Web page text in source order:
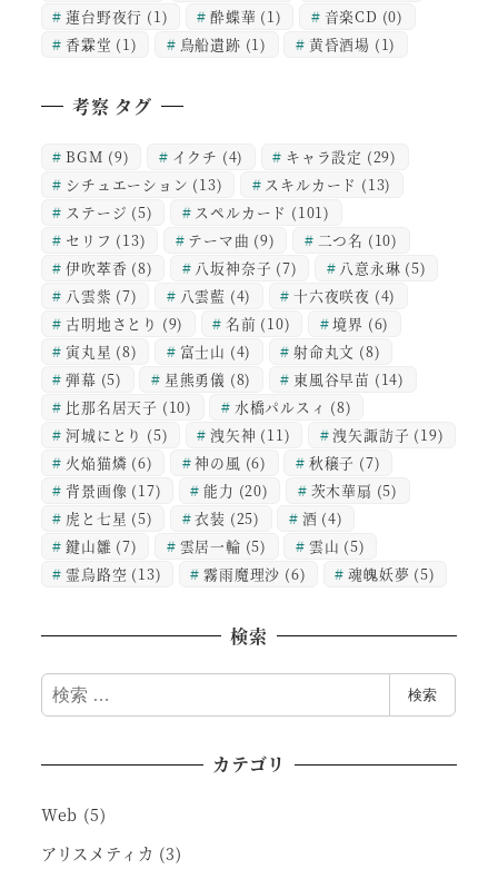
蓮台野夜行 (1) 酔蝶華 (1) 音楽CD (0)
香霖堂 (1) 鳥船遺跡 (1) 黄昏酒場 (1)
考察 タグ
BGM (9) イクチ (4) キャラ設定 (29)
シチュエーション (13) スキルカード (13)
ステージ (5) スペルカード (101)
セリフ (13) テーマ曲 (9) 二つ名 (10)
伊吹萃香 (8) 八坂神奈子 (7) 八意永琳 (5)
八雲紫 (7) 八雲藍 (4) 十六夜咲夜 (4)
古明地さとり (9) 名前 (10) 境界 (6)
寅丸星 (8) 富士山 (4) 射命丸文 (8)
弾幕 (5) 星熊勇儀 (8) 東風谷早苗 (14)
比那名居天子 (10) 水橋パルスィ (8)
河城にとり (5) 洩矢神 (11) 洩矢諏訪子 (19)
火焔猫燐 (6) 神の風 (6) 秋穣子 (7)
背景画像 (17) 能力 (20) 茨木華扇 (5)
虎と七星 (5) 衣装 (25) 酒 (4)
鍵山雛 (7) 雲居一輪 (5) 雲山 (5)
霊烏路空 (13) 霧雨魔理沙 (6) 魂魄妖夢 (5)
検索
検
索
検索
カテゴリ
Web (5)
アリスメティカ (3)